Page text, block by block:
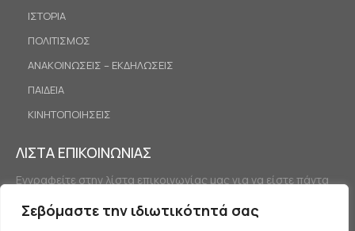
Σεβόμαστε την ιδιωτικότητά σας
ΙΣΤΟΡΙΑ
ΠΟΛΙΤΙΣΜΟΣ
ΑΝΑΚΟΙΝΩΣΕΙΣ – ΕΚΔΗΛΩΣΕΙΣ
ΠΑΙΔΕΙΑ
ΚΙΝΗΤΟΠΟΙΗΣΕΙΣ
ΛΙΣΤΑ ΕΠΙΚΟΙΝΩΝΙΑΣ
Εγγραφείτε στην λίστα επικοινωνίας μας για να είστε πάντα